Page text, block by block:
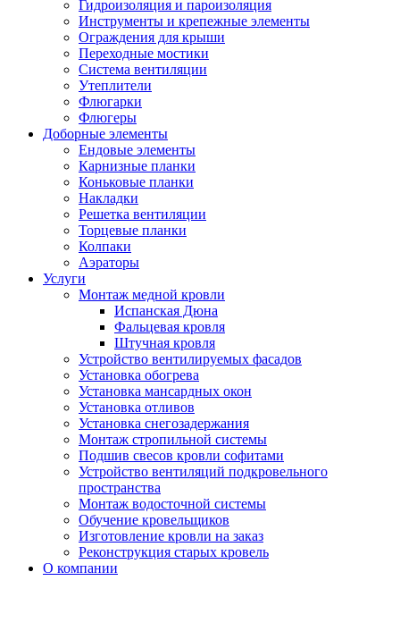
Гидроизоляция и пароизоляция
Инструменты и крепежные элементы
Ограждения для крыши
Переходные мостики
Система вентиляции
Утеплители
Флюгарки
Флюгеры
Доборные элементы
Ендовые элементы
Карнизные планки
Коньковые планки
Накладки
Решетка вентиляции
Торцевые планки
Колпаки
Аэраторы
Услуги
Монтаж медной кровли
Испанская Дюна
Фальцевая кровля
Штучная кровля
Устройство вентилируемых фасадов
Установка обогрева
Установка мансардных окон
Установка отливов
Установка снегозадержания
Монтаж стропильной системы
Подшив свесов кровли софитами
Устройство вентиляций подкровельного
пространства
Монтаж водосточной системы
Обучение кровельщиков
Изготовление кровли на заказ
Реконструкция старых кровель
О компании